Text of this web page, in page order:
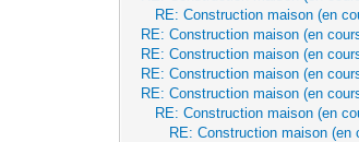
RE: Construction maison (en
RE: Construction maison (en
RE: Construction maison (en
RE: Construction maison (en
RE: Construction maison (en
RE: Construction maison (en
RE: Construction maison (en